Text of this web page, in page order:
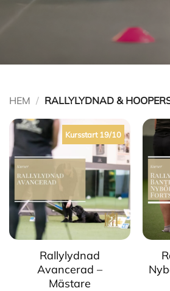
HEM / RALLYLYDNAD &
Kursstart 19/10
Rallylydnad
Avancerad –
Mästare